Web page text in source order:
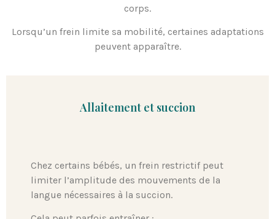
corps.
Lorsqu’un frein limite sa mobilité, certaines adaptations
peuvent apparaître.
Allaitement et succion
Chez certains bébés, un frein restrictif peut
limiter l’amplitude des mouvements de la
langue nécessaires à la succion.